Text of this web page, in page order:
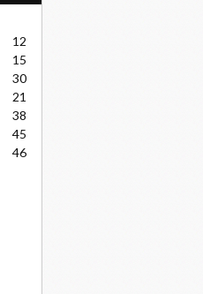
12
15
30
21
38
45
46